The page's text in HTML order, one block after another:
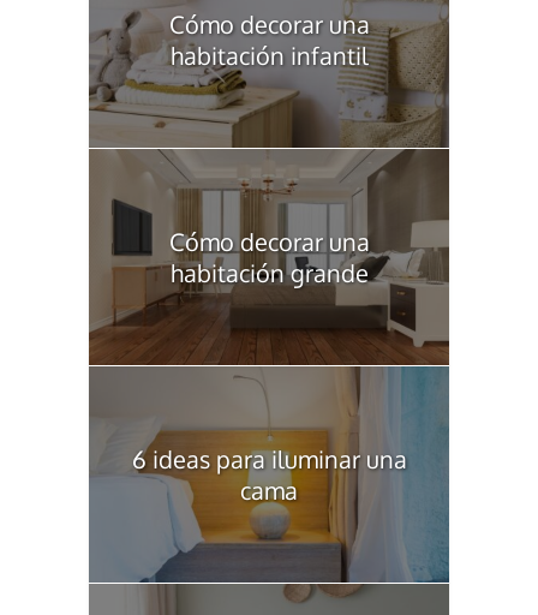
Cómo decorar una
habitación infantil
Cómo decorar una
habitación grande
6 ideas para iluminar una
cama